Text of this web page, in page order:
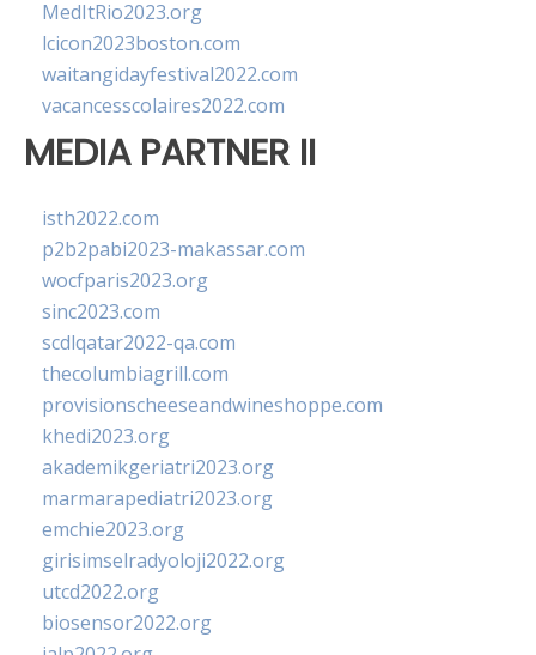
MedItRio2023.org
lcicon2023boston.com
waitangidayfestival2022.com
vacancesscolaires2022.com
MEDIA PARTNER II
isth2022.com
p2b2pabi2023-makassar.com
wocfparis2023.org
sinc2023.com
scdlqatar2022-qa.com
thecolumbiagrill.com
provisionscheeseandwineshoppe.com
khedi2023.org
akademikgeriatri2023.org
marmarapediatri2023.org
emchie2023.org
girisimselradyoloji2022.org
utcd2022.org
biosensor2022.org